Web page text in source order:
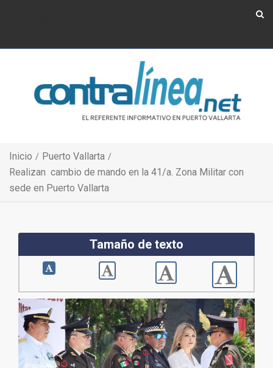
Inicio
Puerto Vallarta
Realizan cambio de mando en la 41/a. Zona Militar con
sede en Puerto Vallarta
Tamaño de texto